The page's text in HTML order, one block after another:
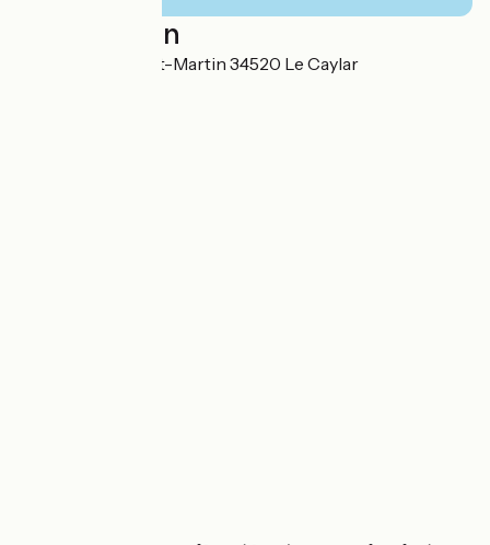
Localisation
88 Faubourg Saint-Martin 34520 Le Caylar